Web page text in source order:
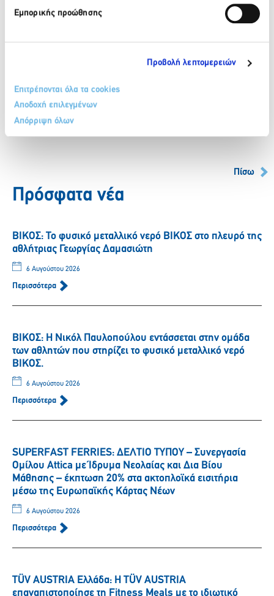
Εμπορικής προώθησης
Προβολή λεπτομερειών
Επιτρέπονται όλα τα cookies
Αποδοχή επιλεγμένων
Απόρριψη όλων
δέσμευσή μας για την προστασία του περιβάλλοντος και να
δώσουμε έμφαση στην ευθύνη μας προς την κοινωνία. Με
NORD) για να επιτύχουμε τους στόχους μας για ένα πιο
άρτιας πρακτικής στον τομέα του τουρισμού».
Facebook
Πίσω
Πρόσφατα νέα
ΒΙΚΟΣ: Το φυσικό μεταλλικό νερό ΒΙΚΟΣ στο πλευρό της
αθλήτριας Γεωργίας Δαμασιώτη
6 Αυγούστου 2026
Περισσότερα
ΒΙΚΟΣ: Η Νικόλ Παυλοπούλου εντάσσεται στην ομάδα
των αθλητών που στηρίζει το φυσικό μεταλλικό νερό
ΒΙΚΟΣ.
6 Αυγούστου 2026
Περισσότερα
SUPERFAST FERRIES: ΔΕΛΤΙΟ ΤΥΠΟΥ – Συνεργασία
Ομίλου Attica με Ίδρυμα Νεολαίας και Δια Βίου
Μάθησης – έκπτωση 20% στα ακτοπλοϊκά εισιτήρια
μέσω της Ευρωπαϊκής Κάρτας Νέων
6 Αυγούστου 2026
Περισσότερα
TÜV AUSTRIA Ελλάδα: Η TÜV AUSTRIA
επαναπιστοποίησε τη Fitness Meals με το ιδιωτικό